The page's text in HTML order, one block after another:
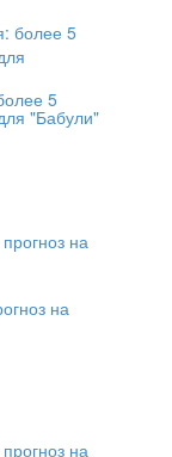
5
"Бабули"
на